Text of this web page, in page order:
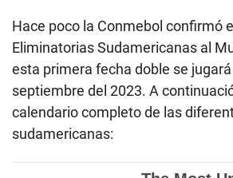
Hace poco la Conmebol confirmó
Eliminatorias Sudamericanas al
esta primera fecha doble se
septiembre del 2023. A
calendario completo de las
sudamericanas: